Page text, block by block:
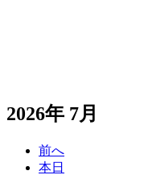
2026年 7月
前へ
本日